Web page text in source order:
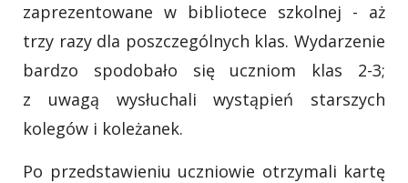
zaprezentowane w bibliotece szkolnej - aż
trzy razy dla poszczególnych klas. Wydarzenie
bardzo spodobało się uczniom klas 2-3;
z uwagą wysłuchali wystąpień starszych
kolegów i koleżanek.
Po przedstawieniu uczniowie otrzymali kartę